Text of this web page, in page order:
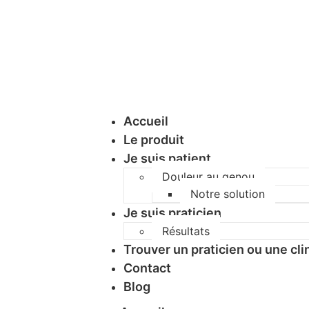
Accueil
Le produit
Je suis patient
Douleur au genou
Notre solution
Je suis praticien
Résultats
Trouver un praticien ou une
Contact
Blog